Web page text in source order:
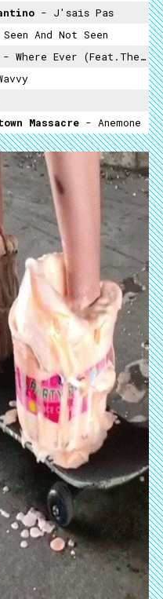
- J'sais Pas
And Not Seen
- Where Ever (feat.Themis)
Massacre - Anemone